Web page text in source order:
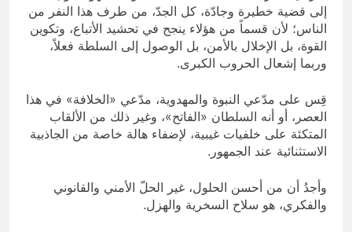
إلى قضية خطيرة وجادّة، كل الجدّ، من طرف هذا النفر من
الناس؛ لأن قسماً من هؤلاء ينجح في تحشيد الأتباع، وتكوين
القوة، بل الإخلال بالأمن، بل الوصول إلى السلطة فعلاً،
وربما إشعال الحروب الكبرى.
قِس على مدّعي النبوة والمهدوية، مدّعي «الخلافة» في هذا
العصر، أو أنه السلطان «الفاتح»، وغير ذلك من الألقاب
المتكئة على خلفيات غيبية، لإضفاء هالة خاصة من الجاذبية
الاستثنائية عند الجمهور.
وأجدُ أن من أحسن الحلول، غير الحلّ الأمني والقانوني
والفكري، هو سلاح السخرية والهزل.